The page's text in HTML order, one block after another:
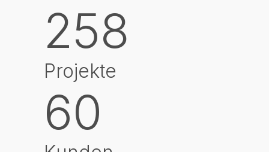
258
Projekte
60